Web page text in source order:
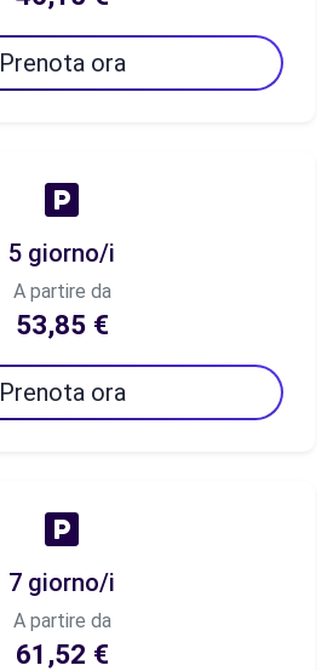
Prenota ora
5 giorno/i
A partire da
53,85 €
Prenota ora
7 giorno/i
A partire da
61,52 €